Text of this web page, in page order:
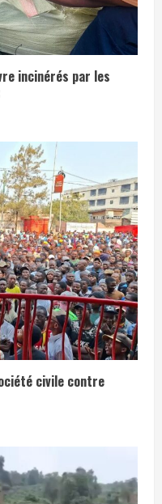
incinérés par les
civile contre